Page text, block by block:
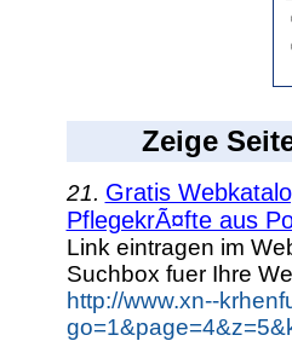
Zeige
21. Gratis
PflegekrÃ¤fte aus
Link eintragen im
Suchbox fuer Ihre
http://www.xn--